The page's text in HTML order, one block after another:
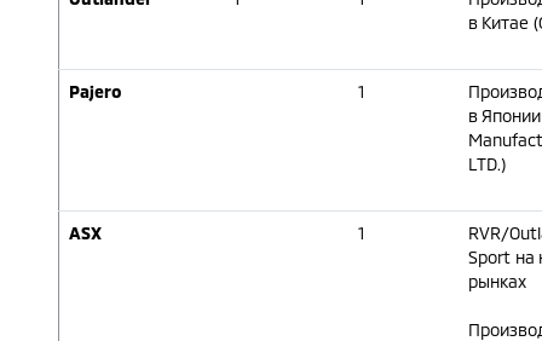
в Китае
Pajero 1
в
LTD.)
ASX 1
RVR/
Sport на
рынках